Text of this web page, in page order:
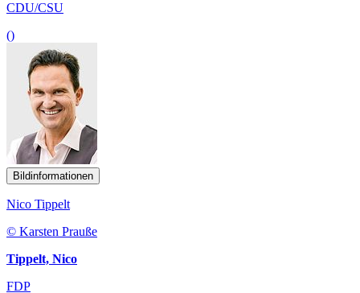
CDU/CSU
()
Bildinformationen
Nico Tippelt
© Karsten Prauße
Tippelt, Nico
FDP